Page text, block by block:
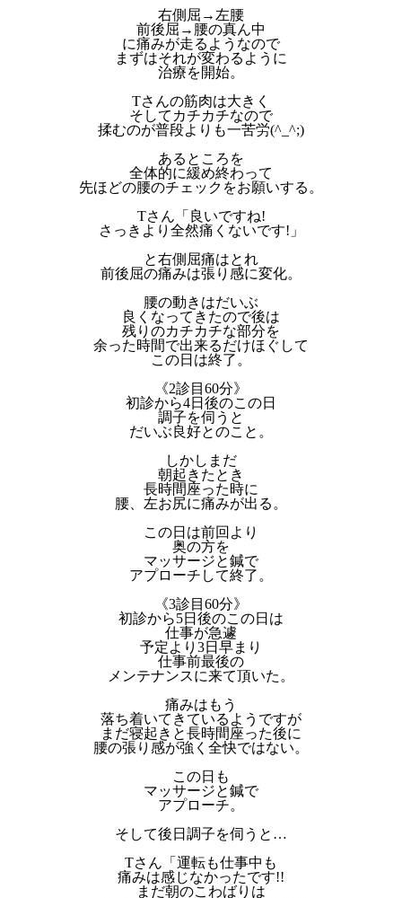
右側屈→左腰
前後屈→腰の真ん中
に痛みが走るようなので
まずはそれが変わるように
治療を開始。
Tさんの筋肉は大きく
そしてカチカチなので
揉むのが普段よりも一苦労(^_^;)
あるところを
全体的に緩め終わって
先ほどの腰のチェックをお願いする。
Tさん「良いですね!
さっきより全然痛くないです!」
と右側屈痛はとれ
前後屈の痛みは張り感に変化。
腰の動きはだいぶ
良くなってきたので後は
残りのカチカチな部分を
余った時間で出来るだけほぐして
この日は終了。
《2診目60分》
初診から4日後のこの日
調子を伺うと
だいぶ良好とのこと。
しかしまだ
朝起きたとき
長時間座った時に
腰、左お尻に痛みが出る。
この日は前回より
奥の方を
マッサージと鍼で
アプローチして終了。
《3診目60分》
初診から5日後のこの日は
仕事が急遽
予定より3日早まり
仕事前最後の
メンテナンスに来て頂いた。
痛みはもう
落ち着いてきているようですが
まだ寝起きと長時間座った後に
腰の張り感が強く全快ではない。
この日も
マッサージと鍼で
アプローチ。
そして後日調子を伺うと…
Tさん「運転も仕事中も
痛みは感じなかったです!!
まだ朝のこわばりは